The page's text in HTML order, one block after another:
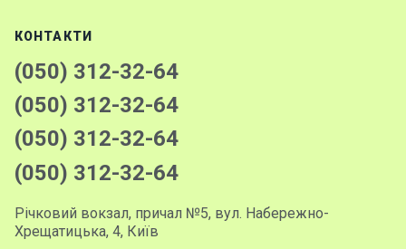
КОНТАКТИ
(050) 312-32-64
(050) 312-32-64
(050) 312-32-64
(050) 312-32-64
Річковий вокзал, причал №5, вул. Набережно-
Хрещатицька, 4, Київ